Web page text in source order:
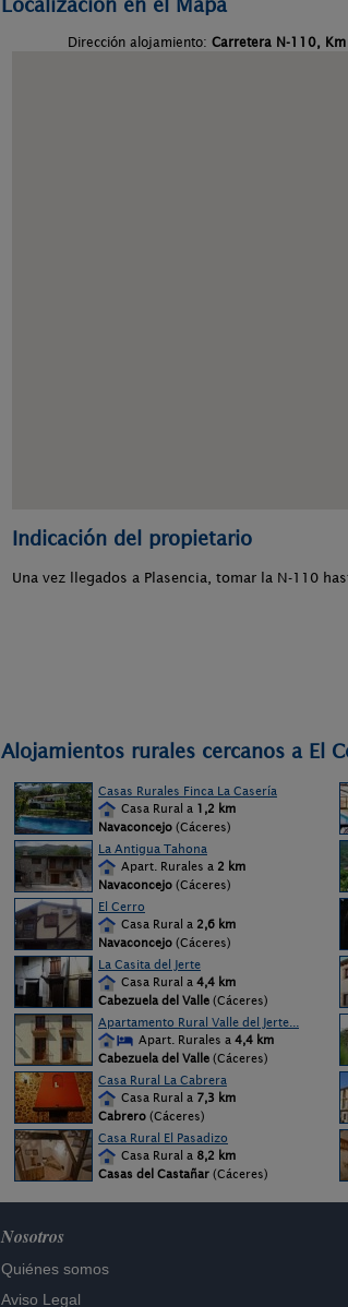
Localización en el Mapa
Dirección alojamiento: Carretera N-110,
Indicación del propietario
Una vez llegados a Plasencia, tomar la N-110
Alojamientos rurales cercanos a El
Casas Rurales Finca La Casería
Casa Rural a 1,2 km
Navaconcejo (Cáceres)
La Antigua Tahona
Apart. Rurales a 2 km
Navaconcejo (Cáceres)
El Cerro
Casa Rural a 2,6 km
Navaconcejo (Cáceres)
La Casita del Jerte
Casa Rural a 4,4 km
Cabezuela del Valle (Cáceres)
Apartamento Rural Valle del Jerte...
Apart. Rurales a 4,4 km
Cabezuela del Valle (Cáceres)
Casa Rural La Cabrera
Casa Rural a 7,3 km
Cabrero (Cáceres)
Casa Rural El Pasadizo
Casa Rural a 8,2 km
Casas del Castañar (Cáceres)
Nosotros
Quiénes somos
Aviso Legal